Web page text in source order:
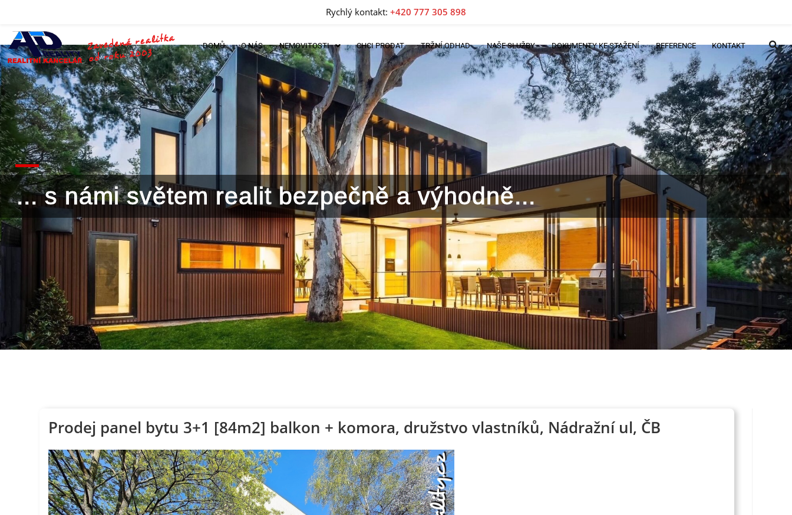
... s námi světem realit bezpečně a výhodně...
DOMŮ O NÁS NEMOVITOSTI CHCI PRODAT TRŽNÍ ODHAD NAŠE SLUŽBY DOKUMENTY KE STAŽENÍ REFERENCE KONTAKT
Prodej panel bytu 3+1 [84m2] balkon + komora, družstvo vlastníků, Nádražní ul, ČB
Rychlý kontakt: +420 777 305 898